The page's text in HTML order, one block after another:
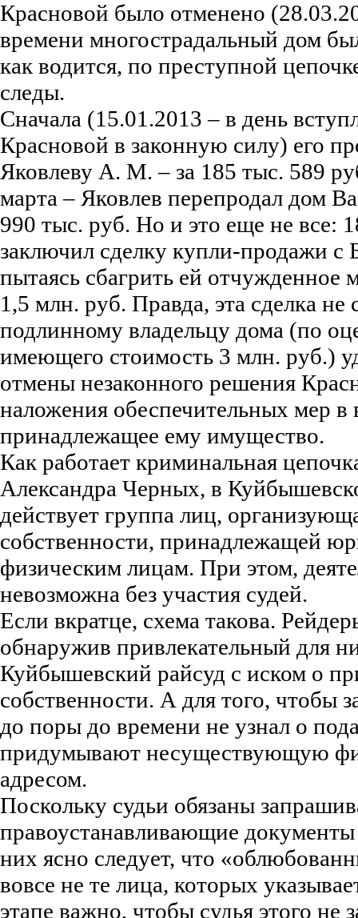
Красновой было отменено
времени многострадальный дом
как водится, по преступной
следы.
Сначала (15.01.2013 – в день
Красновой в законную силу) его
Яковлеву А. М. – за 185 тыс. 589
марта – Яковлев перепродал дом
990 тыс. руб. Но и это еще не все:
заключил сделку купли-продажи с
пытаясь сбагрить ей отчужденное
1,5 млн. руб. Правда, эта сделка не
подлинному владельцу дома (по
имеющего стоимость 3 млн. руб.)
отмены незаконного решения
наложения обеспечительных мер в
принадлежащее ему имущество.
Как работает криминальная
Александра Черных, в
действует группа лиц,
собственности, принадлежащей
физическим лицам. При этом,
невозможна без участия судей.
Если вкратце, схема такова.
обнаружив привлекательный для
Куйбышевский райсуд с иском о
собственности. А для того, чтобы
до поры до времени не узнал о
придумывают несуществующую
адресом.
Поскольку судьи обязаны
правоустанавливающие
них ясно следует, что
вовсе не те лица, которых
этапе важно, чтобы судья этого не